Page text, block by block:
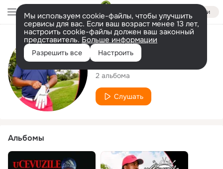
Войти
Мы используем cookie-файлы, чтобы улучшить
сервисы для вас. Если ваш возраст менее 13 лет,
настроить cookie-файлы должен ваш законный
представитель. Больше информации
Разрешить все Настроить
Исполнитель
uCevuzile
2 альбома
Слушать
Альбомы